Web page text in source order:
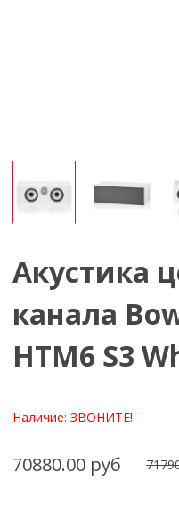
Акустика
канала
HTM6 S3
Наличие:ЗВОНИТЕ!
70880.00 руб